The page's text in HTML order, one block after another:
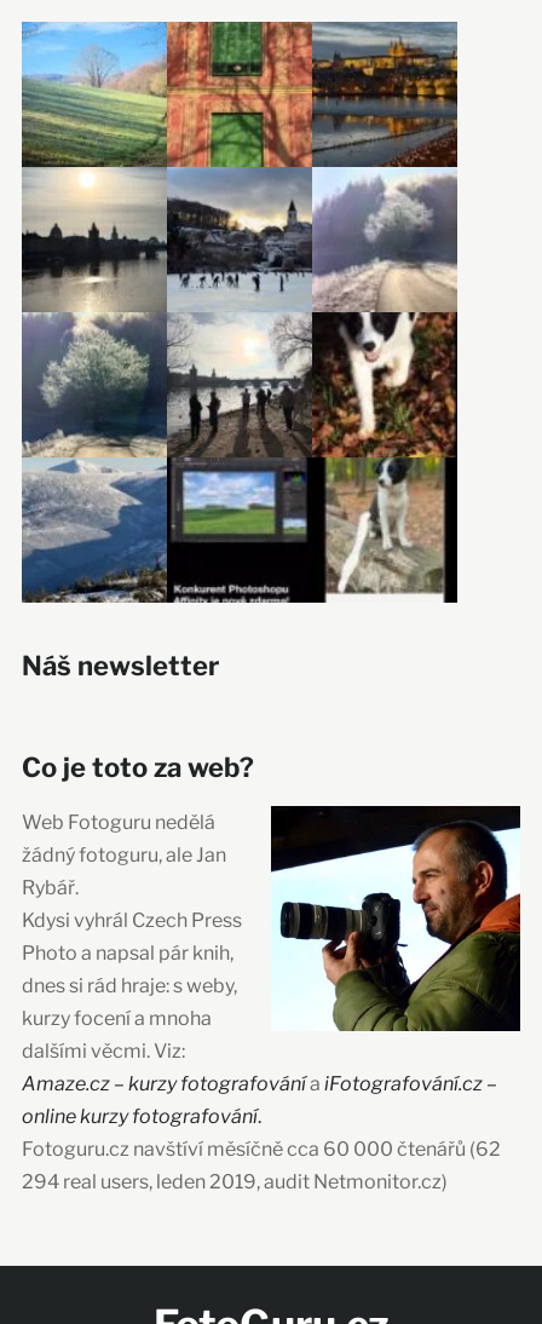
Náš newsletter
Co je toto za web?
Web Fotoguru nedělá
žádný fotoguru, ale Jan
Rybář.
Kdysi vyhrál Czech Press
Photo a napsal pár knih,
dnes si rád hraje: s weby,
kurzy focení a mnoha
dalšími věcmi. Viz:
Amaze.cz – kurzy fotografovánía iFotografování.cz –
online kurzy fotografování.
Fotoguru.cz navštíví měsíčně cca 60 000 čtenářů (62
294 real users, leden 2019, audit Netmonitor.cz)